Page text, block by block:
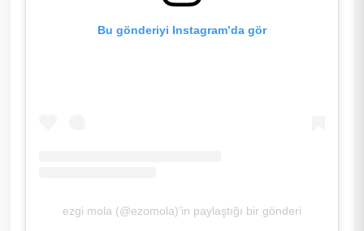
Bu gönderiyi Instagram’da gör
ezgi mola (@ezomola)’in paylaştığı bir gönderi